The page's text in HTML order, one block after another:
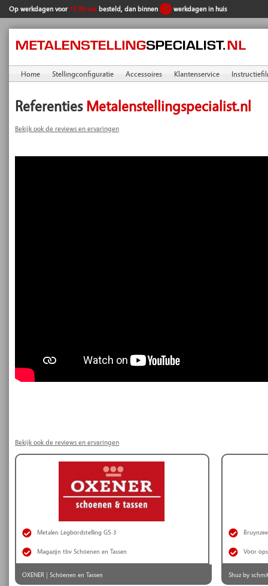
Op werkdagen voor 17.00 uur besteld, dan binnen 5 werkdagen in huis
Home Stellingconfiguratie Accessoires Klantenservice
Referenties Metalenstellingspecialist.nl
Bekijk ook de reviews en ervaringen
Bekijk ook de reviews en ervaringen
Metalen Legbordstelling GS-3
Magazijn tbv Schoenen en Tassen
OXENER | Schoenen en Tassen
Voor
Shuz by